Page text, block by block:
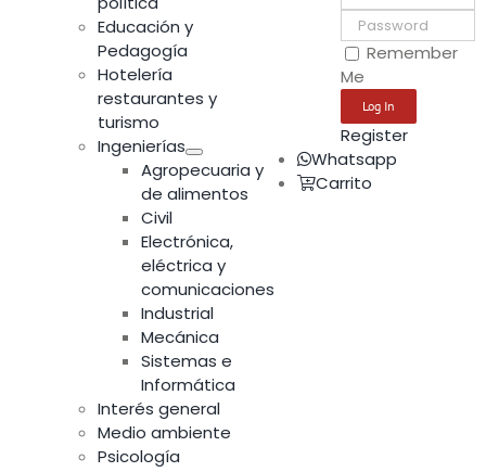
Educación y
Pedagogía
Hotelería
restaurantes y
turismo
Ingenierías
Agropecuaria y
de alimentos
Civil
Electrónica,
eléctrica y
comunicaciones
Industrial
Mecánica
Sistemas e
Informática
Interés general
Medio ambiente
Psicología
Password:
Remember
Me
Register
Whatsapp
Carrito